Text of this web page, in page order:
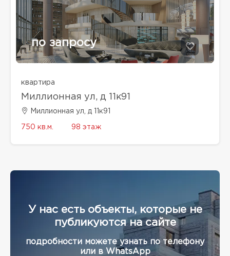
по запросу
квартира
Миллионная ул, д 11к91
Миллионная ул, д 11к91
750 кв.м. 98 этаж
У нас есть объекты, которые не
публикуются на сайте
подробности можете узнать по телефону
или в WhatsApp